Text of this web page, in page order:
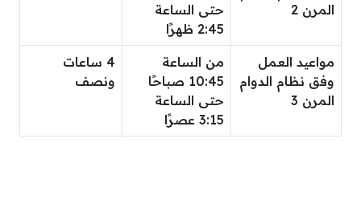
المرن 2
حتى الساعة
2:45 ظهرًا
مواعيد العمل
وفق نظام الدوام
المرن 3
من الساعة
10:45 صباحًا
حتى الساعة
3:15 عصرًا
4 ساعات
ونصف